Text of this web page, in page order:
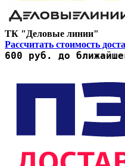
ТК "Деловые линии"
Рассчитать стоимость
600 руб. до